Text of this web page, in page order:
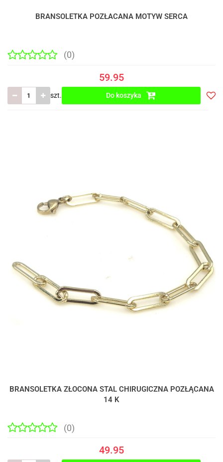
BRANSOLETKA POZŁACANA MOTYW SERCA
(0)
59.95
szt. Do koszyka
BRANSOLETKA ZŁOCONA STAL CHIRUGICZNA POZŁĄCANA
14 K
(0)
49.95